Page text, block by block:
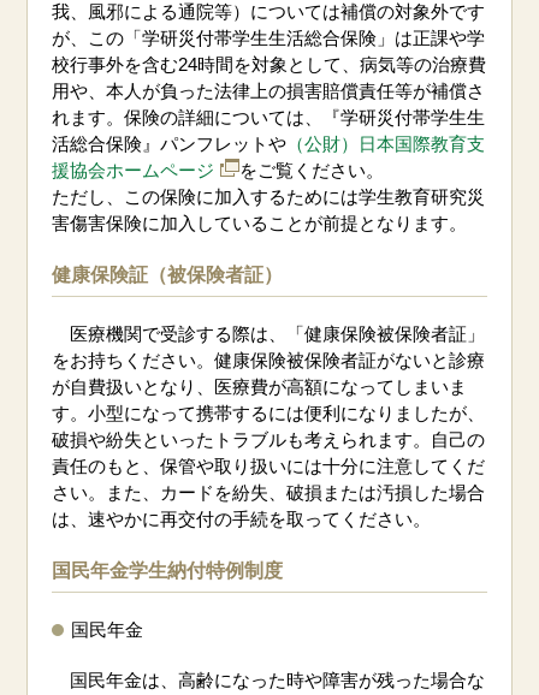
我、風邪による通院等）については補償の対象外です
が、この「学研災付帯学生生活総合保険」は正課や学
校行事外を含む24時間を対象として、病気等の治療費
用や、本人が負った法律上の損害賠償責任等が補償さ
れます。保険の詳細については、『学研災付帯学生生
活総合保険』パンフレットや （公財）日本国際教育支
援協会ホームページ
をご覧ください。
ただし、この保険に加入するためには学生教育研究災
害傷害保険に加入していることが前提となります。
健康保険証（被保険者証）
医療機関で受診する際は、「健康保険被保険者証」
をお持ちください。健康保険被保険者証がないと診療
が自費扱いとなり、医療費が高額になってしまいま
す。小型になって携帯するには便利になりましたが、
破損や紛失といったトラブルも考えられます。自己の
責任のもと、保管や取り扱いには十分に注意してくだ
さい。また、カードを紛失、破損または汚損した場合
は、速やかに再交付の手続を取ってください。
国民年金学生納付特例制度
国民年金
国民年金は、高齢になった時や障害が残った場合な